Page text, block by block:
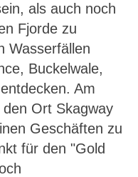
als auch noch
Fjorde zu
Wasserfällen
Buckelwale,
Am
Ort Skagway
Geschäften zu
für den "Gold